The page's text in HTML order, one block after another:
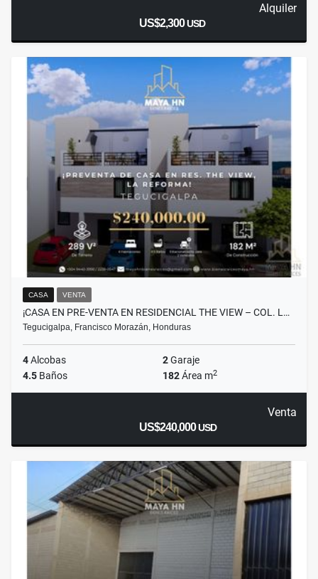
Alquiler
US$2,300USD
CASA VENTA
¡CASA EN PRE-VENTA EN RESIDENCIAL THE VIEW – COL. L…
Tegucigalpa, Francisco Morazán, Honduras
4Alcobas 2Garaje
4.5 Baños 182Área m2
Venta
US$240,000USD